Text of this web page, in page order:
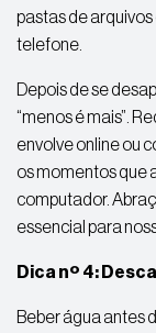
pastas de
telefone.
Depois de se
“menos é mais”.
envolve online ou
os momentos que
computador.
essencial para
Dica nº 4:
Beber água antes